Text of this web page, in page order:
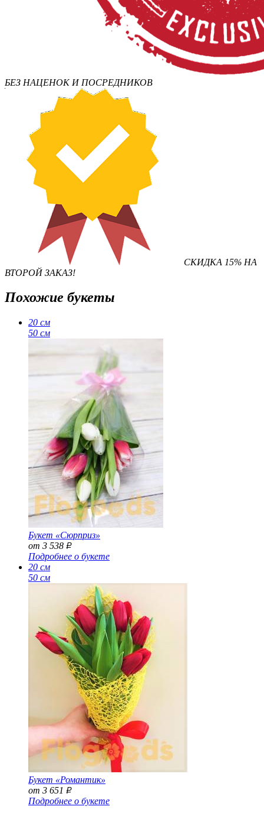
БЕЗ НАЦЕНОК И ПОСРЕДНИКОВ
СКИДКА 15% НА
ВТОРОЙ ЗАКАЗ!
Похожие букеты
20 см
50 см
Букет «Сюрприз»
от 3 538 Р
Подробнее о букете
20 см
50 см
Букет «Романтик»
от 3 651 Р
Подробнее о букете